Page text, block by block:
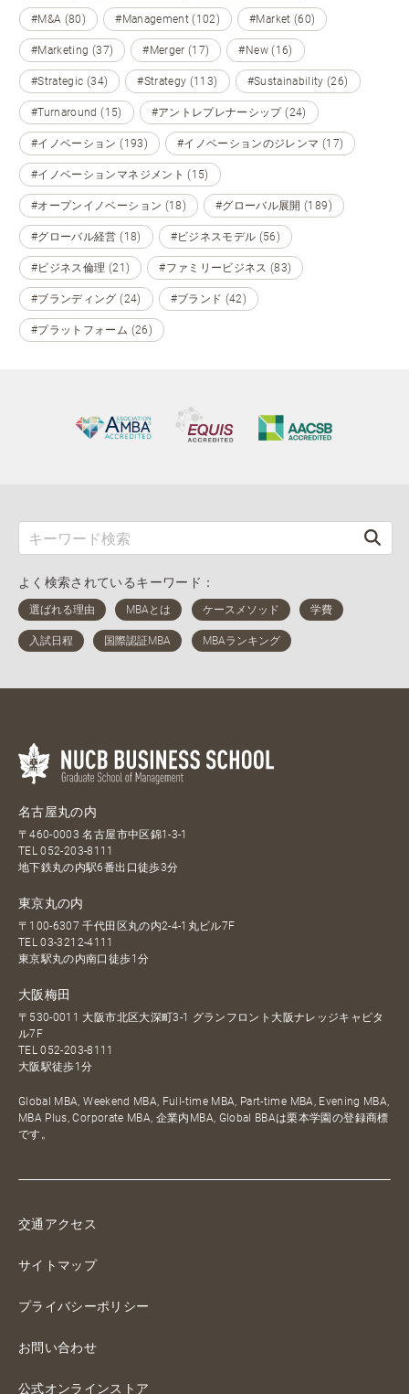
#M&A (80) #Management (102) #Market (60)
#Marketing (37) #Merger (17) #New (16)
#Strategic (34) #Strategy (113) #Sustainability (26)
#Turnaround (15) #アントレプレナーシップ (24)
#イノベーション (193) #イノベーションのジレンマ (17)
#イノベーションマネジメント (15)
#オープンイノベーション (18) #グローバル展開 (189)
#グローバル経営 (18) #ビジネスモデル (56)
#ビジネス倫理 (21) #ファミリービジネス (83)
#ブランディング (24) #ブランド (42)
#プラットフォーム (26)
よく検索されているキーワード：
名古屋丸の内
〒460-0003 名古屋市中区錦1-3-1
TEL052-203-8111
地下鉄丸の内駅6番出口徒歩3分
東京丸の内
〒100-6307 千代田区丸の内2-4-1丸ビル7F
TEL03-3212-4111
東京駅丸の内南口徒歩1分
大阪梅田
〒530-0011 大阪市北区大深町3-1 グランフロント大阪ナレッジキャピタ
ル7F
TEL052-203-8111
大阪駅徒歩1分
Global MBA, Weekend MBA, Full-time MBA, Part-time MBA, Evening MBA,
MBA Plus, Corporate MBA, 企業内MBA, Global BBAは栗本学園の登録商標
です。
交通アクセス
サイトマップ
プライバシーポリシー
お問い合わせ
公式オンラインストア